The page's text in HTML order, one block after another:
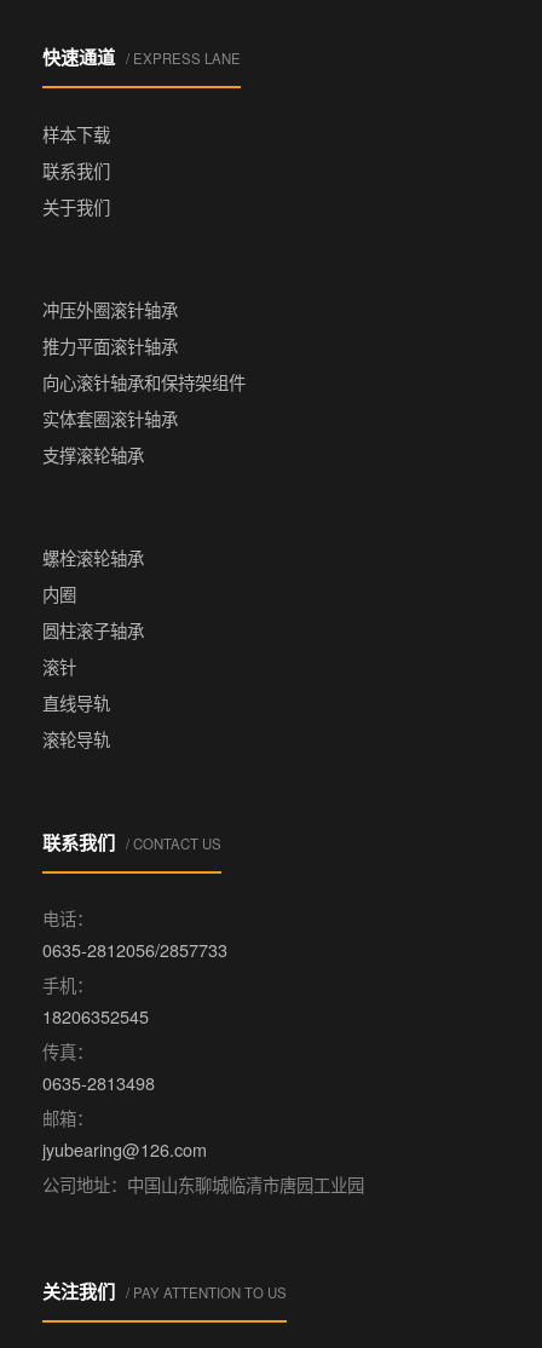
快速通道 / EXPRESS LANE
样本下载
联系我们
关于我们
冲压外圈滚针轴承
推力平面滚针轴承
向心滚针轴承和保持架组件
实体套圈滚针轴承
支撑滚轮轴承
螺栓滚轮轴承
内圈
圆柱滚子轴承
滚针
直线导轨
滚轮导轨
联系我们 / CONTACT US
电话：
0635-2812056/2857733
手机：
18206352545
传真：
0635-2813498
邮箱：
jyubearing@126.com
公司地址：中国山东聊城临清市唐园工业园
关注我们 / PAY ATTENTION TO US